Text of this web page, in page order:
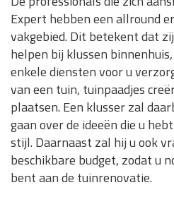
Expert hebben een allround
vakgebied. Dit betekent dat
helpen bij klussen
enkele diensten voor u
van een tuin, tuinpaadjes
plaatsen. Een klusser zal
gaan over de ideeën die u
stijl. Daarnaast zal hij u ook
beschikbare budget, zodat u
bent aan de tuinrenovatie.